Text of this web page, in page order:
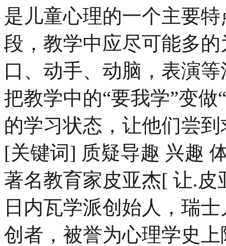
是儿童心理的一个主要
段，教学中应尽可能多
口、动手、动脑，表演
把教学中的“要我学”变
的学习状态，让他们尝
[关键词] 质疑导趣 兴趣
著名教育家皮亚杰[ 让.皮
日内瓦学派创始人，瑞
创者，被誉为心理学史